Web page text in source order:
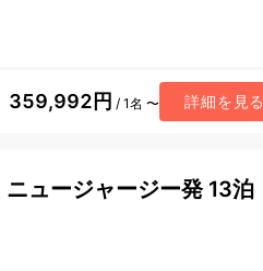
359,992円 / 1名 〜 詳細を見る
ュージャージー発 13泊